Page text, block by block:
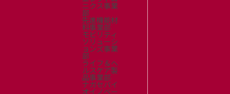
NAGASEグループ採用情報ニクス事業
部
先進機能材
料事業部
モビリティ
ソリューシ
ョンズ事業
部
ライフ＆ヘ
ルスケア製
品事業部
ナガセバイ
オイノベー